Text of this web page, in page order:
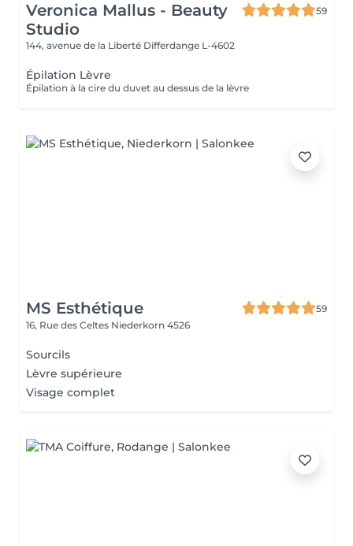
Veronica Mallus - Beauty
Studio
59
144, avenue de la Liberté Differdange L-4602
Épilation Lèvre
Épilation à la cire du duvet au dessus de la lèvre
MS Esthétique
59
16, Rue des Celtes Niederkorn 4526
Sourcils
Lèvre supérieure
Visage complet